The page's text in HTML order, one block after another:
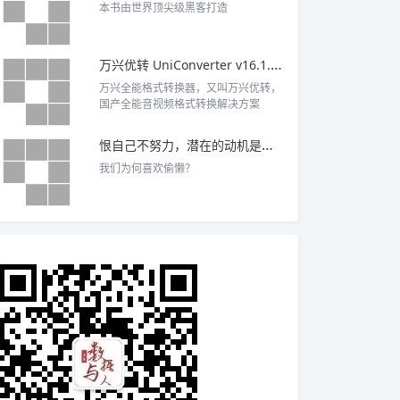
本书由世界顶尖级黑客打造
万兴优转 UniConverter v16.1.1.120 中文破解版
万兴全能格式转换器，又叫万兴优转，
国产全能音视频格式转换解决方案
恨自己不努力，潜在的动机是什么？
我们为何喜欢偷懒？